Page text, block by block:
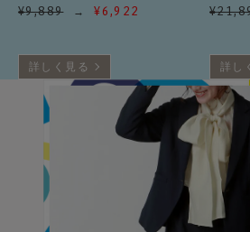
¥9,889 ¥6,922
詳しく見る
¥
詳し